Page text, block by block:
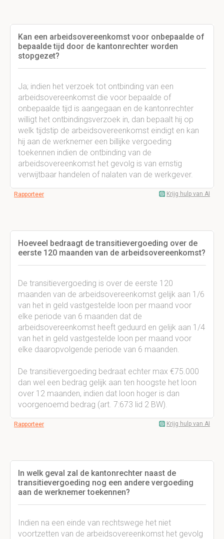
Kan een arbeidsovereenkomst voor onbepaalde of
bepaalde tijd door de kantonrechter worden
stopgezet?
Ja; indien het verzoek tot ontbinding van een
arbeidsovereenkomst die voor bepaalde of
onbepaalde tijd is aangegaan en de kantonrechter
willigt het ontbindingsverzoek in, dan bepaalt hij op
welk tijdstip de arbeidsovereenkomst eindigt en kan
hij aan de werknemer een billijke vergoeding
toekennen indien de ontbinding van de
arbeidsovereenkomst het gevolg is van ernstig
verwijtbaar handelen of nalaten van de werkgever.
Rapporteer Krijg hulp van AI
Hoeveel bedraagt de transitievergoeding over de
eerste 120 maanden van de arbeidsovereenkomst?
De transitievergoeding is over de eerste 120
maanden van de arbeidsovereenkomst gelijk aan 1/6
van het in geld vastgestelde loon per maand voor
elke periode van 6 maanden dat de
arbeidsovereenkomst heeft geduurd en gelijk aan 1/4
van het in geld vastgestelde loon per maand voor
elke daaropvolgende periode van 6 maanden.
De transitievergoeding bedraat echter max €75.000
dan wel een bedrag gelijk aan ten hoogste het loon
over 12 maanden, indien dat loon hoger is dan
voorgenoemd bedrag (art. 7:673 lid 2 BW).
Rapporteer Krijg hulp van AI
In welk geval zal de kantonrechter naast de
transitievergoeding nog een andere vergoeding
aan de werknemer toekennen?
Indien na een einde van rechtswege het niet
voortzetten van de arbeidsovereenkomst het gevolg